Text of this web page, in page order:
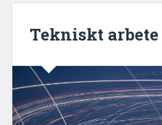
Tekniskt